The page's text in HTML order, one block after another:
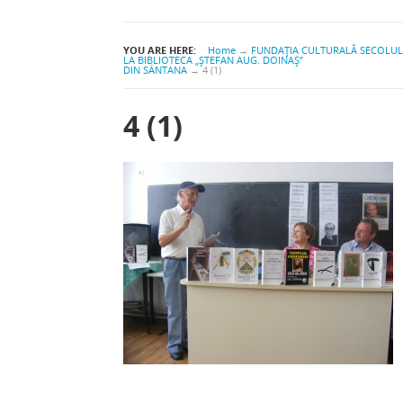
YOU ARE HERE: Home → FUNDAŢIA CULTURALĂ
LA BIBLIOTECA „ŞTEFAN AUG. DOINAŞ”
DIN SÂNTANA → 4 (1)
4 (1)